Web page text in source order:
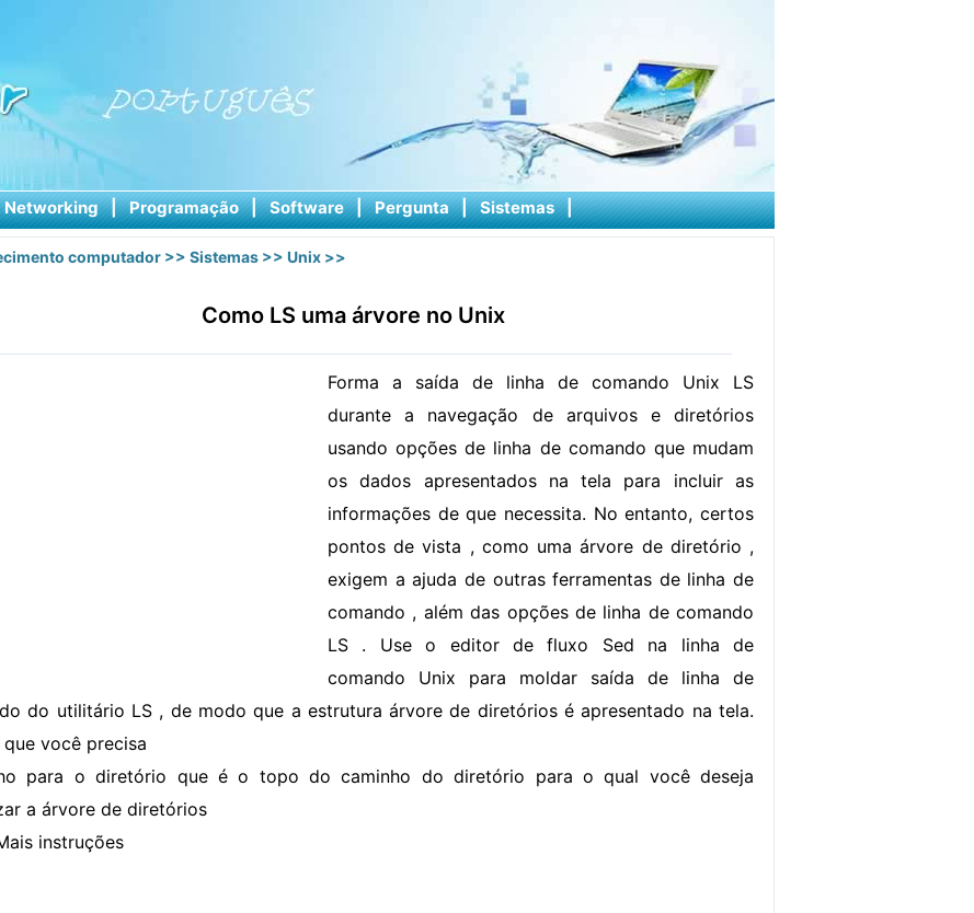
Networking | Programação | Software | Pergunta | Sistemas |
computador >> Sistemas >> Unix >>
Como LS uma árvore no Unix
Forma a saída de linha de comando Unix LS
durante a navegação de arquivos e diretórios
usando opções de linha de comando que mudam
os dados apresentados na tela para incluir as
informações de que necessita. No entanto, certos
pontos de vista , como uma árvore de diretório ,
exigem a ajuda de outras ferramentas de linha de
comando , além das opções de linha de comando
LS . Use o editor de fluxo Sed na linha de
comando Unix para moldar saída de linha de
do utilitário LS , de modo que a estrutura árvore de diretórios é apresentado na tela.
que você precisa
para o diretório que é o topo do caminho do diretório para o qual você deseja
a árvore de diretórios
instruções